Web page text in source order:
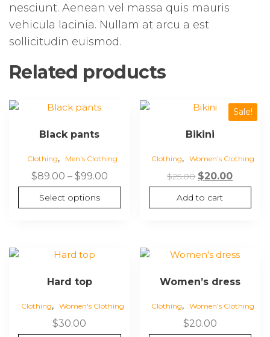
nesciunt. Aenean vel massa quis mauris
vehicula lacinia. Nullam at arcu a est
sollicitudin euismod.
Related products
Black pants
Clothing, Men's Clothing
$89.00 – $99.00
Select options
Sale!
Bikini
Clothing, Women's Clothing
$25.00 $20.00
Add to cart
Hard top
Clothing, Women's Clothing
$30.00
Women’s dress
Clothing, Women's Clothing
$20.00